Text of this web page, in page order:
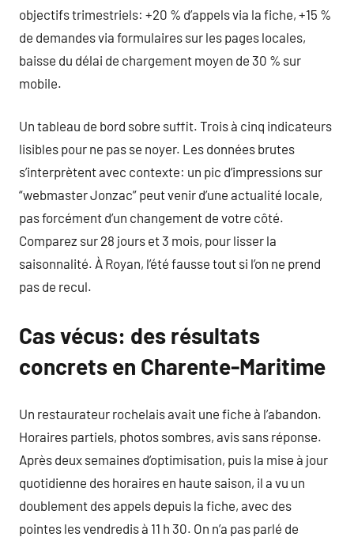
objectifs trimestriels: +20 % d’appels via la fiche, +15 %
de demandes via formulaires sur les pages locales,
baisse du délai de chargement moyen de 30 % sur
mobile.
Un tableau de bord sobre suffit. Trois à cinq indicateurs
lisibles pour ne pas se noyer. Les données brutes
s’interprètent avec contexte: un pic d’impressions sur
“webmaster Jonzac” peut venir d’une actualité locale,
pas forcément d’un changement de votre côté.
Comparez sur 28 jours et 3 mois, pour lisser la
saisonnalité. À Royan, l’été fausse tout si l’on ne prend
pas de recul.
Cas vécus: des résultats
concrets en Charente-Maritime
Un restaurateur rochelai­s avait une fiche à l’abandon.
Horaires partiels, photos sombres, avis sans réponse.
Après deux semaines d’optimisation, puis la mise à jour
quotidienne des horaires en haute saison, il a vu un
doublement des appels depuis la fiche, avec des
pointes les vendredis à 11 h 30. On n’a pas parlé de